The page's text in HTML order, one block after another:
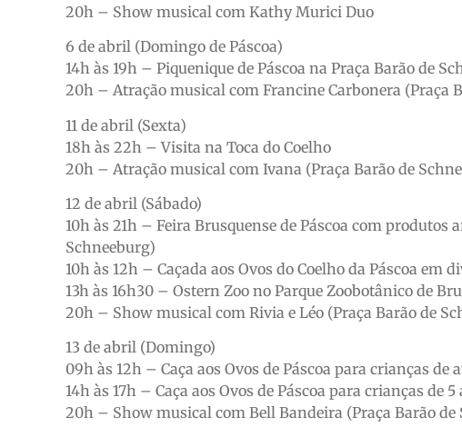
20h – Show musical com Kathy Murici Duo
6 de abril (Domingo de Páscoa)
14h às 19h – Piquenique de Páscoa na Praça Barão de
20h – Atração musical com Francine Carbonera (Praça
11 de abril (Sexta)
18h às 22h – Visita na Toca do Coelho
20h – Atração musical com Ivana (Praça Barão de
12 de abril (Sábado)
10h às 21h – Feira Brusquense de Páscoa com produtos
Schneeburg)
10h às 12h – Caçada aos Ovos do Coelho da Páscoa em
13h às 16h30 – Ostern Zoo no Parque Zoobotânico de
20h – Show musical com Rivia e Léo (Praça Barão de
13 de abril (Domingo)
09h às 12h – Caça aos Ovos de Páscoa para crianças de
14h às 17h – Caça aos Ovos de Páscoa para crianças de
20h – Show musical com Bell Bandeira (Praça Barão de